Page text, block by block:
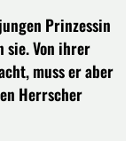
Prinzessin
sie. Von ihrer
muss er aber
Herrscher